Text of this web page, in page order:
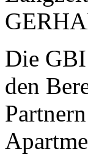
Die
den